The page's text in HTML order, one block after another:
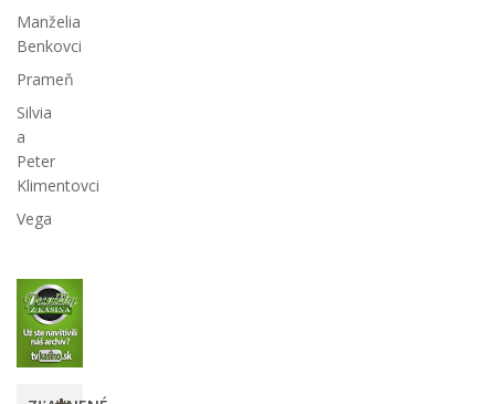
Manželia
Benkovci
Prameň
Silvia
a
Peter
Klimentovci
Vega